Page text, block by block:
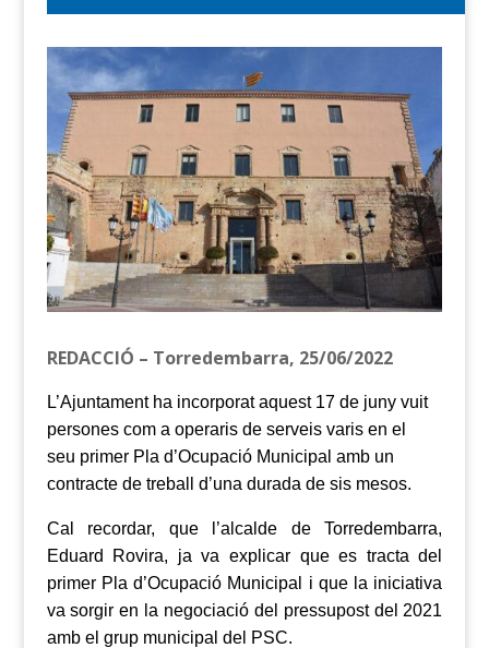
REDACCIÓ – Torredembarra, 25/06/2022
L’Ajuntament ha incorporat aquest 17 de juny vuit
persones com a operaris de serveis varisen el
seu primer Pla d’Ocupació Municipa l amb un
contracte de treball d’una durada de sis mesos.
Cal recordar, que l ’alcalde de Torredembarra,
Eduard Rovira, ja va explicar que es tracta del
primer Pla d’Ocupació Municipal i que la iniciativa
va sorgir en la negociació del pressupost del 2021
amb el grup municipal del PSC.